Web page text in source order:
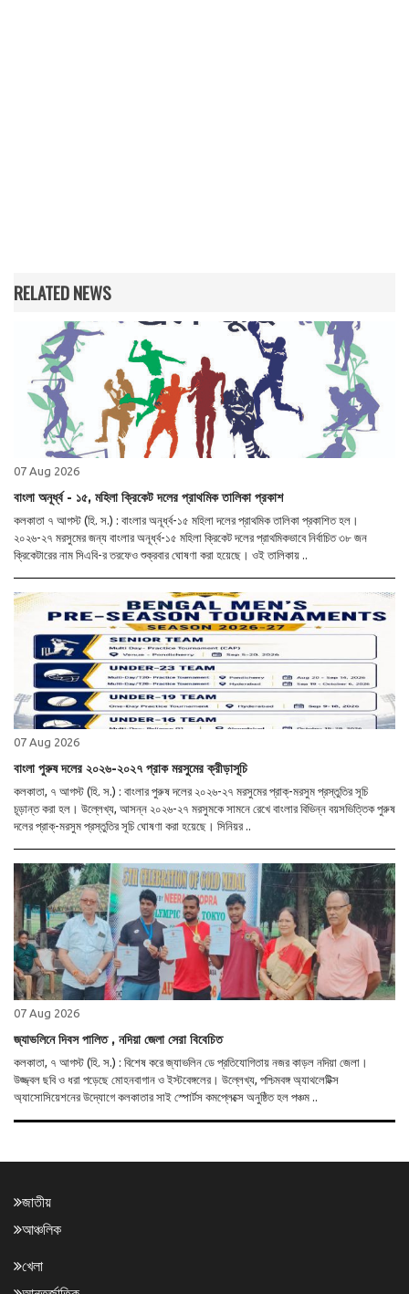
RELATED NEWS
07 Aug 2026
বাংলা অনূর্ধ্ব - ১৫, মহিলা ক্রিকেট দলের প্রাথমিক তালিকা প্রকাশ
কলকাতা ৭ আগস্ট (হি. স.) : বাংলার অনূর্ধ্ব-১৫ মহিলা দলের প্রাথমিক তালিকা প্রকাশিত হল।
২০২৬-২৭ মরসুমের জন্য বাংলার অনূর্ধ্ব-১৫ মহিলা ক্রিকেট দলের প্রাথমিকভাবে নির্বাচিত ৩৮ জন
ক্রিকেটারের নাম সিএবি-র তরফেও শুক্রবার ঘোষণা করা হয়েছে। ওই তালিকায় ..
07 Aug 2026
বাংলা পুরুষ দলের ২০২৬-২০২৭ প্রাক মরসুমের ক্রীড়াসূচি
কলকাতা, ৭ আগস্ট (হি. স.) : বাংলার পুরুষ দলের ২০২৬-২৭ মরসুমের প্রাক্-মরসুম প্রস্তুতির সূচি
চূড়ান্ত করা হল। উল্লেখ্য, আসন্ন ২০২৬-২৭ মরসুমকে সামনে রেখে বাংলার বিভিন্ন বয়সভিত্তিক পুরুষ
দলের প্রাক্-মরসুম প্রস্তুতির সূচি ঘোষণা করা হয়েছে। সিনিয়র ..
07 Aug 2026
জ্যাভলিনে দিবস পালিত , নদিয়া জেলা সেরা বিবেচিত
কলকাতা, ৭ আগস্ট (হি. স.) : বিশেষ করে জ্যাভলিন ডে প্রতিযোগিতায় নজর কাড়ল নদিয়া জেলা।
উজ্জ্বল ছবি ও ধরা পড়েছে মোহনবাগান ও ইস্টবেঙ্গলের। উল্লেখ্য, পশ্চিমবঙ্গ অ্যাথলেটিক্স
অ্যাসোসিয়েশনের উদ্যোগে কলকাতার সাই স্পোর্টস কমপ্লেক্সে অনুষ্ঠিত হল পঞ্চম ..
জাতীয়
আঞ্চলিক
খেলা